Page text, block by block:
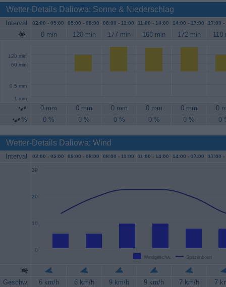
Wetter-Details Daliowa: Sonne & Niederschlag
Interval 02:00 - 05:00 05:00 - 08:00 08:00 - 11:00 11:00 - 14:00 14:00 - 17:00 17:00 -
0 min 120 min 177 min 168 min 172 min 118
60 min
120 min
0.5 mm
1 mm
0 mm 0 mm 0 mm 0 mm 0 mm
0
%
0 % 0 % 0 % 0 % 0 % 0
Wetter-Details Daliowa: Wind
Interval 02:00 - 05:00 05:00 - 08:00 08:00 - 11:00 11:00 - 14:00 14:00 - 17:00 17:00 -
Windgeschw. Spitzenböen
0
10
20
30
Geschw. 6 km/h 6 km/h 9 km/h 9 km/h 7 km/h
7